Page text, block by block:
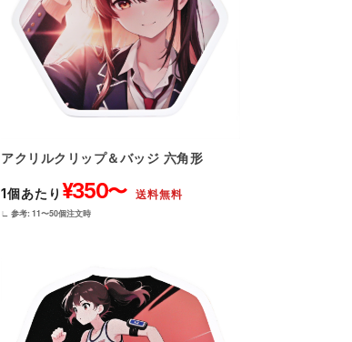
アクリルクリップ＆バッジ 六角形
1個あたり ¥350〜 送料無料
∟ 参考: 11〜50個注文時